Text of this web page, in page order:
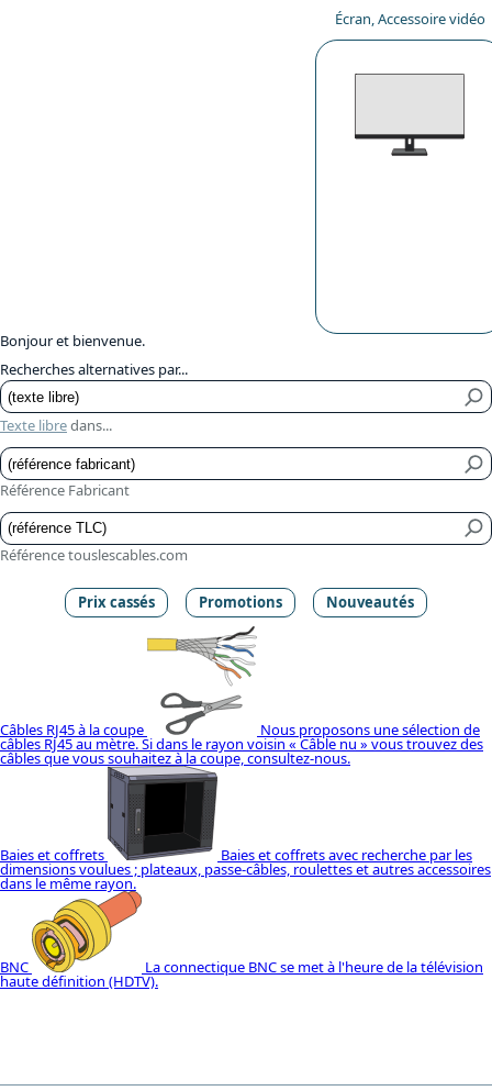
Écran, Accessoire vidéo
Bonjour et bienvenue.
Recherches alternatives par...
Texte libredans...
Référence Fabricant
Référence touslescables.com
Prix cassés Promotions Nouveautés
Câbles RJ45 à la coupe Nous proposons une sélection de
câbles RJ45 au mètre. Si dans le rayon voisin « Câble nu » vous trouvez des
câbles que vous souhaitez à la coupe, consultez-nous.
Baies et coffrets Baies et coffrets avec recherche par les
dimensions voulues ; plateaux, passe-câbles, roulettes et autres accessoires
dans le même rayon.
BNC La connectique BNC se met à l'heure de la télévision
haute définition (HDTV).